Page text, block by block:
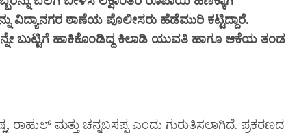
ವಿದ್ಯಾನಗರ ಠಾಣೆಯ ಪೊಲೀಸರು ಹೆಡೆಮುರಿ ಕಟ್ಟಿದ್ದಾರೆ.
ಬುಟ್ಟಿಗೆ ಹಾಕಿಕೊಂಡಿದ್ದ ಕಿಲಾಡಿ ಯುವತಿ ಹಾಗೂ ಆಕೆಯ ತಂಡ
ರಾಹುಲ್ ಮತ್ತು ಚನ್ನಬಸಪ್ಪ ಎಂದು ಗುರುತಿಸಲಾಗಿದೆ. ಪ್ರಕರಣದ